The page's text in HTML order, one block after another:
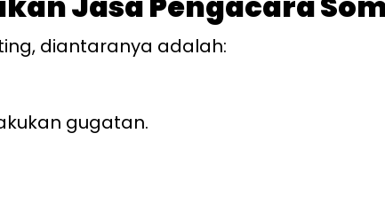
diantaranya adalah:
gugatan.